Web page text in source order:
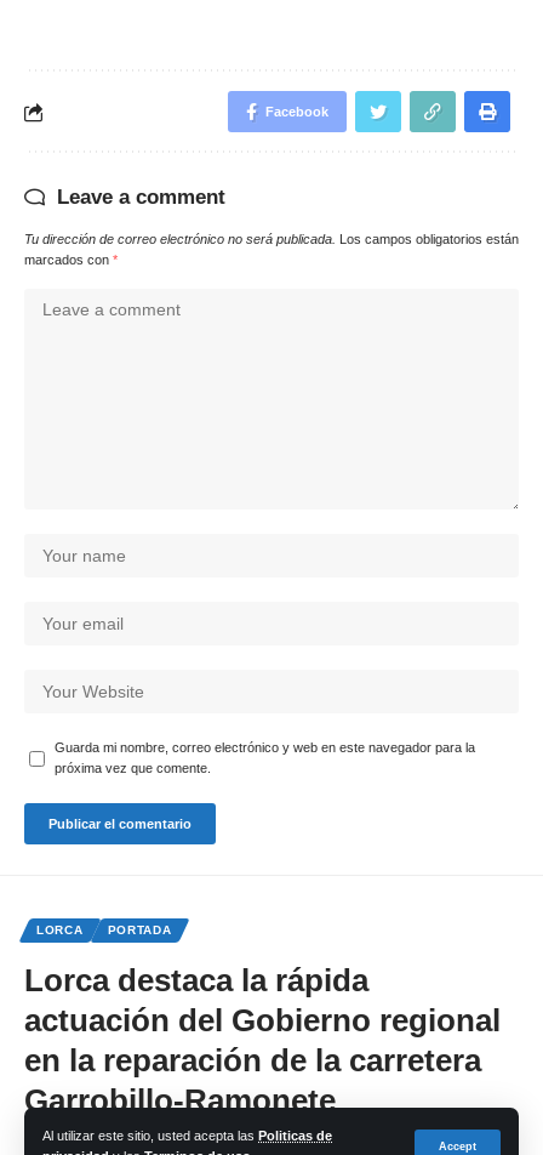
Al utilizar este sitio, usted acepta las Politicas de
Accept
Facebook
Leave a comment
Tu dirección de correo electrónico no será publicada. Los campos obligatorios están
marcados con *
Guarda mi nombre, correo electrónico y web en este navegador para la
próxima vez que comente.
LORCA PORTADA
Lorca destaca la rápida
actuación del Gobierno regional
en la reparación de la carretera
Garrobillo-Ramonete